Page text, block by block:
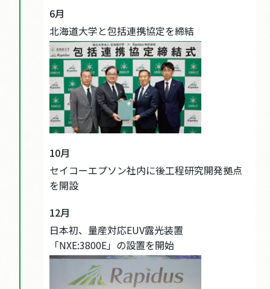
6月
北海道大学と包括連携協定を締結
10月
セイコーエプソン社内に後工程研究開発拠点
を開設
12月
日本初、量産対応EUV露光装置
「NXE:3800E」の設置を開始